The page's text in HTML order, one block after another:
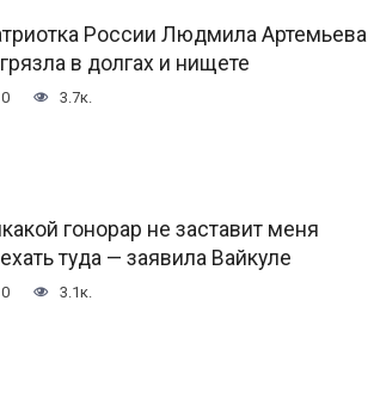
России Людмила Артемьева
в долгах и нищете
0 3.7к.
гонорар не заставит меня
туда — заявила Вайкyле
0 3.1к.